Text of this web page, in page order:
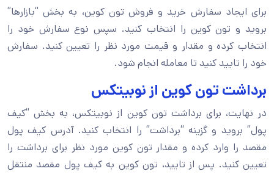
برای ایجاد سفارش خرید و فروش تون کوین، به بخش “بازارها”
بروید و تون کوین را انتخاب کنید. سپس نوع سفارش خود را
انتخاب کرده و مقدار و قیمت مورد نظر را تعیین کنید. سفارش
خود را تایید کنید تا معامله انجام شود.
برداشت تون کوین از نوبیتکس
در نهایت، برای برداشت تون کوین از نوبیتکس، به بخش “کیف
پول” بروید و گزینه “برداشت” را انتخاب کنید. آدرس کیف پول
مقصد را وارد کرده و مقدار تون کوین مورد نظر برای برداشت را
تعیین کنید. پس از تایید، تون کوین به کیف پول مقصد منتقل